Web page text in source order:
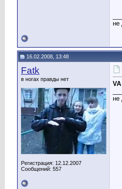
не
16.02.2008, 13:48
Fatk
в ногах правды нет
Регистрация: 12.12.2007
Сообщений: 557
не